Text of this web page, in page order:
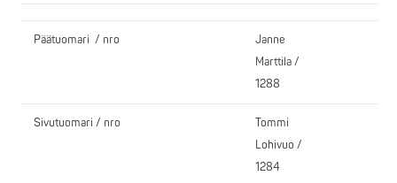
Päätuomari / nro
Janne
Marttila /
1288
Sivutuomari / nro
Tommi
Lohivuo /
1284